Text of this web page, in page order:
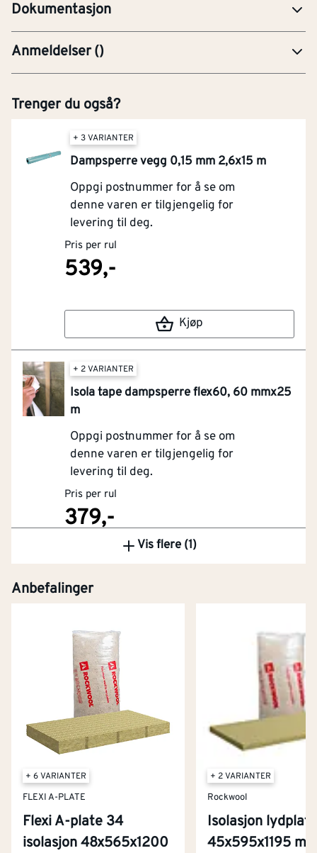
Dokumentasjon
Anmeldelser()
Trenger du også?
+ 3 VARIANTER
Dampsperre vegg 0,15 mm 2,6x15 m
Oppgi postnummer for å se om
denne varen er tilgjengelig for
levering til deg.
Pris per rul
539,-
Kjøp
+ 2 VARIANTER
Isola tape dampsperre flex60, 60 mmx25
m
Oppgi postnummer for å se om
denne varen er tilgjengelig for
levering til deg.
Pris per rul
379,-
Vis flere (1)
Anbefalinger
+ 6 VARIANTER
FLEXI A-PLATE
Flexi A-plate 34
isolasjon 48x565x1200
+ 2 VARIANTER
Rockwool
Isolasjon
45x595x1195